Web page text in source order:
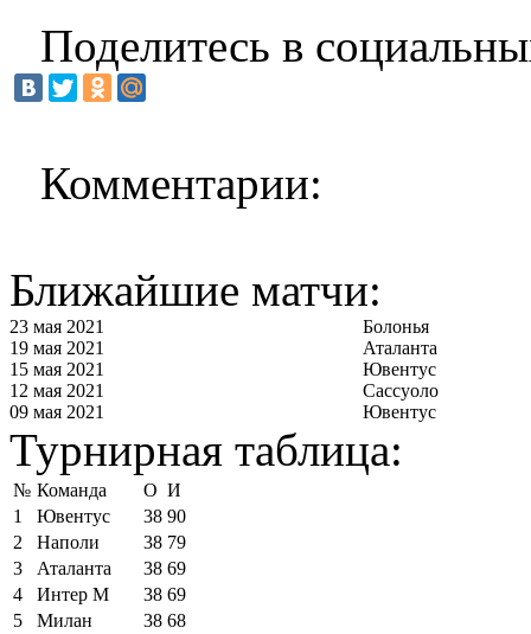
Поделитесь в
Комментарии:
Ближайшие матчи:
23 мая 2021
Болонья
19 мая 2021
Аталанта
15 мая 2021
Ювентус
12 мая 2021
Сассуоло
09 мая 2021
Ювентус
Турнирная таблица:
№ Команда О И
1
Ювентус 38 90
2
Наполи 38 79
3
Аталанта 38 69
4
Интер М 38 69
5
Милан 38 68